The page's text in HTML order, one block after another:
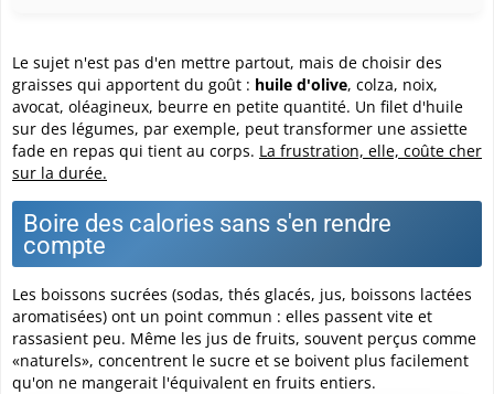
Le sujet n'est pas d'en mettre partout, mais de choisir des
graisses qui apportent du goût : huile d'olive, colza, noix,
avocat, oléagineux, beurre en petite quantité. Un filet d'huile
sur des légumes, par exemple, peut transformer une assiette
fade en repas qui tient au corps. La frustration, elle, coûte cher
sur la durée.
Boire des calories sans s'en rendre
compte
Les boissons sucrées (sodas, thés glacés, jus, boissons lactées
aromatisées) ont un point commun : elles passent vite et
rassasient peu. Même les jus de fruits, souvent perçus comme
«naturels», concentrent le sucre et se boivent plus facilement
qu'on ne mangerait l'équivalent en fruits entiers.